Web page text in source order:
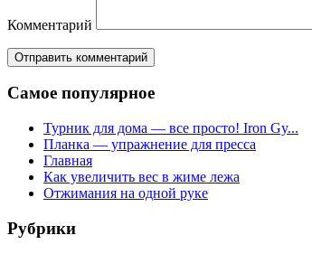
Комментарий
Самое популярное
Турник для дома — все просто! Iron Gy...
Планка — упражнение для пресса
Главная
Как увеличить вес в жиме лежа
Отжимания на одной руке
Рубрики